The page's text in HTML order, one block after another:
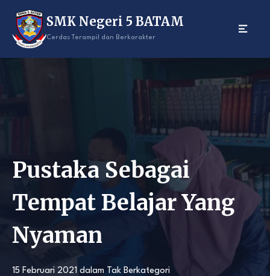
content
SMK Negeri 5 BATAM
Cerdas Terampil dan Berkarakter
Pustaka Sebagai
Tempat Belajar Yang
Nyaman
15 Februari 2021 dalam Tak Berkategori